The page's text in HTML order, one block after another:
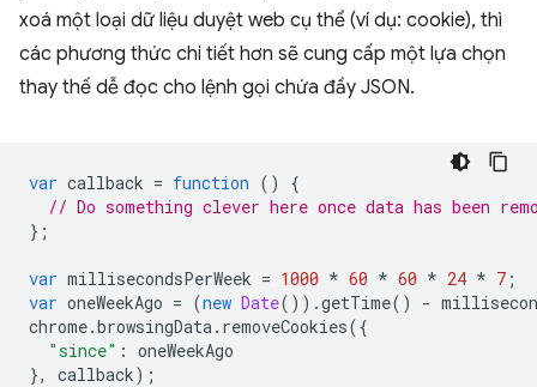
xoá một loại dữ liệu duyệt web cụ thể (ví dụ: cookie), thì
các phương thức chi tiết hơn sẽ cung cấp một lựa chọn
thay thế dễ đọc cho lệnh gọi chứa đầy JSON.
var callback = function ()
{
// Do something clever here once data has been
};
var millisecondsPerWeek = 1000 * 60 * 60 * 24 * 7 ;
var oneWeekAgo = (new Date()).getTime() -
chrome.browsingData. removeCookies({
"since" : oneWeekAgo
},
callback);